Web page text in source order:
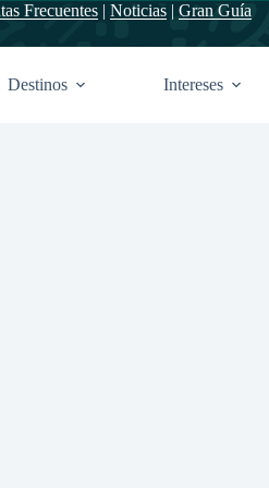
Frecuentes| Noticias| Gran Guía
Destinos Intereses